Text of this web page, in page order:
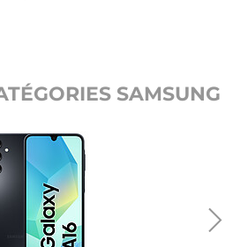
SAMSUNG